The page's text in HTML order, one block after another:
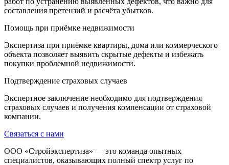
составления претензий и расчёта убытков.
Помощь при приёмке недвижимости
Экспертиза при приёмке квартиры, дома или коммерческого
объекта позволяет выявить скрытые дефекты и избежать
покупки проблемной недвижимости.
Подтверждение страховых случаев
Экспертное заключение необходимо для подтверждения
страховых случаев и получения компенсации от страховой
компании.
Связаться с нами
ООО «Стройэкспертиза» — это команда опытных
специалистов, оказывающих полный спектр услуг по